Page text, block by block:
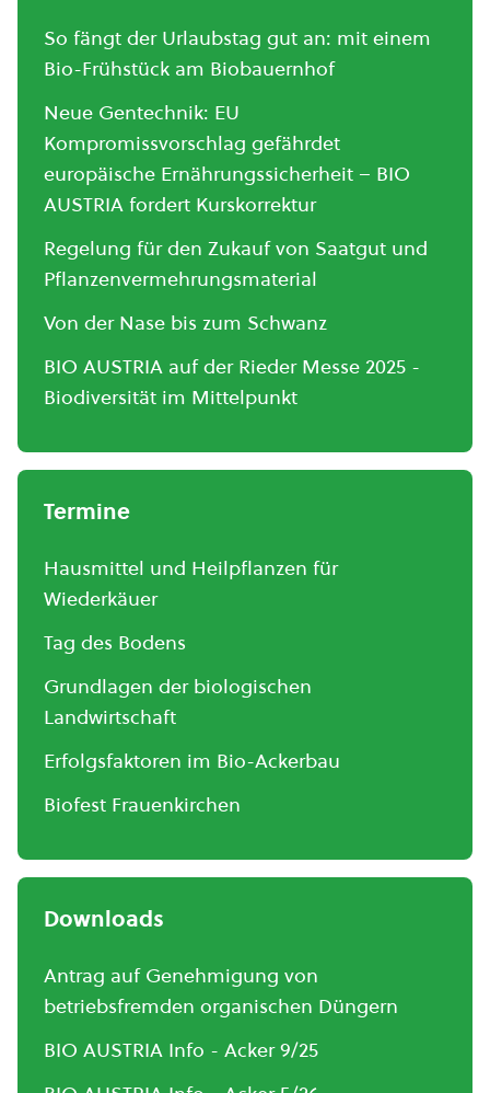
So fängt der Urlaubstag gut an: mit einem
Bio-Frühstück am Biobauernhof
Neue Gentechnik: EU
Kompromissvorschlag gefährdet
europäische Ernährungssicherheit – BIO
AUSTRIA fordert Kurskorrektur
Regelung für den Zukauf von Saatgut und
Pflanzenvermehrungsmaterial
Von der Nase bis zum Schwanz
BIO AUSTRIA auf der Rieder Messe 2025 -
Biodiversität im Mittelpunkt
Termine
Hausmittel und Heilpflanzen für
Wiederkäuer
Tag des Bodens
Grundlagen der biologischen
Landwirtschaft
Erfolgsfaktoren im Bio-Ackerbau
Biofest Frauenkirchen
Downloads
Antrag auf Genehmigung von
betriebsfremden organischen Düngern
BIO AUSTRIA Info - Acker 9/25